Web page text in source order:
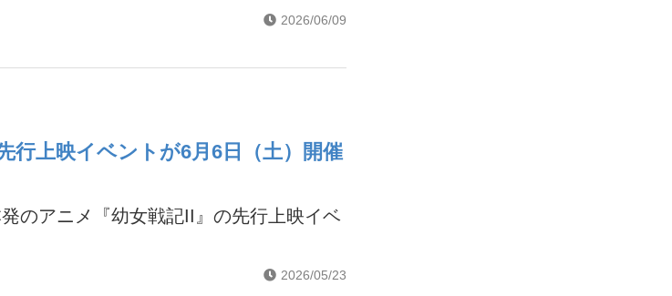
2026/06/09
行上映イベントが6月6日（土）開催
のアニメ『幼女戦記II』の先行上映イベ
2026/05/23